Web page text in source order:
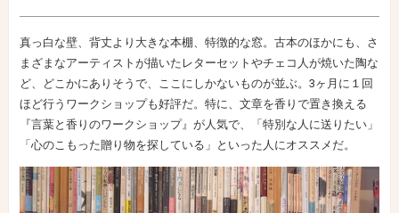
真っ白な壁、背丈より大きな本棚、特徴的な窓。古本のほかにも、さ
まざまなアーティストが描いたレターセットやチェコ人が焼いた陶な
ど、どこかにありそうで、ここにしかないものが並ぶ。3ヶ月に１回
ほど行うワークショップも好評だ。特に、文章を香りで置き換える
『言葉と香りのワークショップ』が人気で、「特別な人に送りたい」
「心のこもった贈り物を探している」といった人にオススメだ。